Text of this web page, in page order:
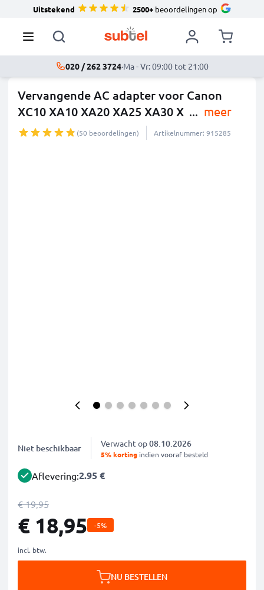
Uitstekend 2500+beoordelingen op
020 / 262 3724·Ma - Vr: 09:00 tot 21:00
Vervangende AC adapter voor Canon
XC10 XA10 XA20 XA25 XA30 X ... meer
(50 beoordelingen) Artikelnummer: 915285
Niet beschikbaar Verwacht op08.10.2026
5% korting indien vooraf besteld
Aflevering:2.95 €
€ 19,95
€ 18,95 -5%
incl. btw.
NU BESTELLEN